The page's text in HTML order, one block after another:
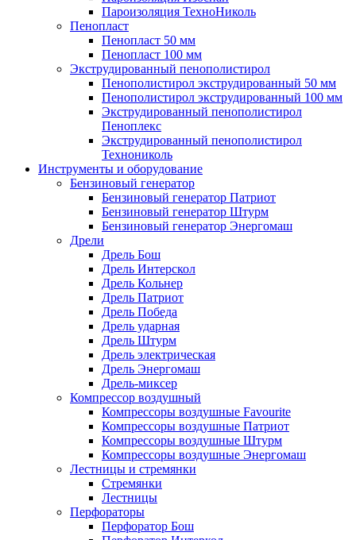
Пароизоляция ТехноНиколь
Пенопласт
Пенопласт 50 мм
Пенопласт 100 мм
Экструдированный пенополистирол
Пенополистирол экструдированный 50 мм
Пенополистирол экструдированный 100 мм
Экструдированный пенополистирол
Пеноплекс
Экструдированный пенополистирол
Технониколь
Инструменты и оборудование
Бензиновый генератор
Бензиновый генератор Патриот
Бензиновый генератор Штурм
Бензиновый генератор Энергомаш
Дрели
Дрель Бош
Дрель Интерскол
Дрель Кольнер
Дрель Патриот
Дрель Победа
Дрель ударная
Дрель Штурм
Дрель электрическая
Дрель Энергомаш
Дрель-миксер
Компрессор воздушный
Компрессоры воздушные Favourite
Компрессоры воздушные Патриот
Компрессоры воздушные Штурм
Компрессоры воздушные Энергомаш
Лестницы и стремянки
Стремянки
Лестницы
Перфораторы
Перфоратор Бош